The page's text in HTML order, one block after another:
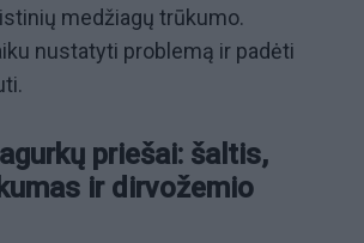
medžiagų trūkumo.
nustatyti problemą ir padėti
priešai: šaltis,
ir dirvožemio